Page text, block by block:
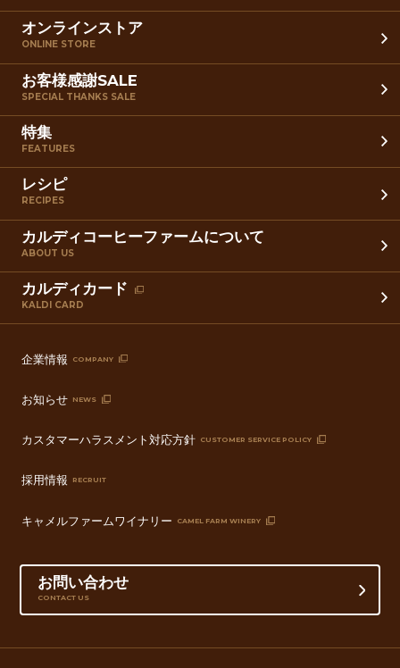
オンラインストア
ONLINE STORE
お客様感謝SALE
SPECIAL THANKS SALE
特集
FEATURES
レシピ
RECIPES
カルディコーヒーファームについて
ABOUT US
カルディカード
KALDI CARD
企業情報 COMPANY
お知らせ NEWS
カスタマーハラスメント対応方針 CUSTOMER SERVICE POLICY
採用情報 RECRUIT
キャメルファームワイナリー CAMEL FARM WINERY
お問い合わせ
CONTACT US